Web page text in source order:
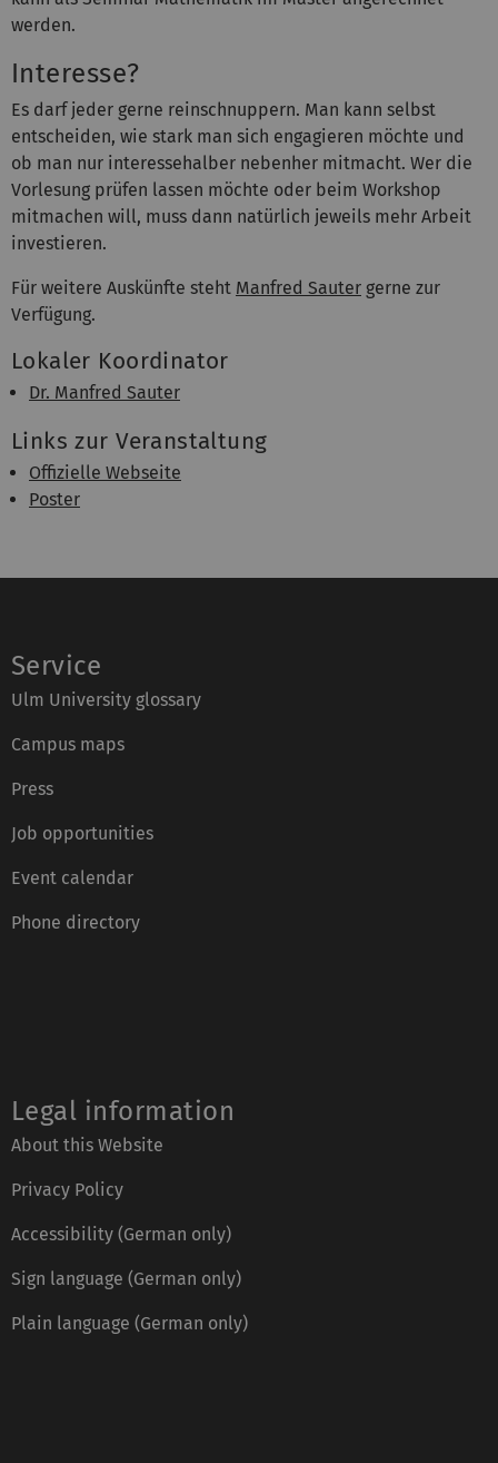
werden.
Interesse?
Es darf jeder gerne reinschnuppern. Man kann selbst
entscheiden, wie stark man sich engagieren möchte und
ob man nur interessehalber nebenher mitmacht. Wer die
Vorlesung prüfen lassen möchte oder beim Workshop
mitmachen will, muss dann natürlich jeweils mehr Arbeit
investieren.
Für weitere Auskünfte steht Manfred Sauter gerne zur
Verfügung.
Lokaler Koordinator
Dr. Manfred Sauter
Links zur Veranstaltung
Offizielle Webseite
Poster
Service
Ulm University glossary
Campus maps
Press
Job opportunities
Event calendar
Phone directory
Legal information
About this Website
Privacy Policy
Accessibility (German only)
Sign language (German only)
Plain language (German only)